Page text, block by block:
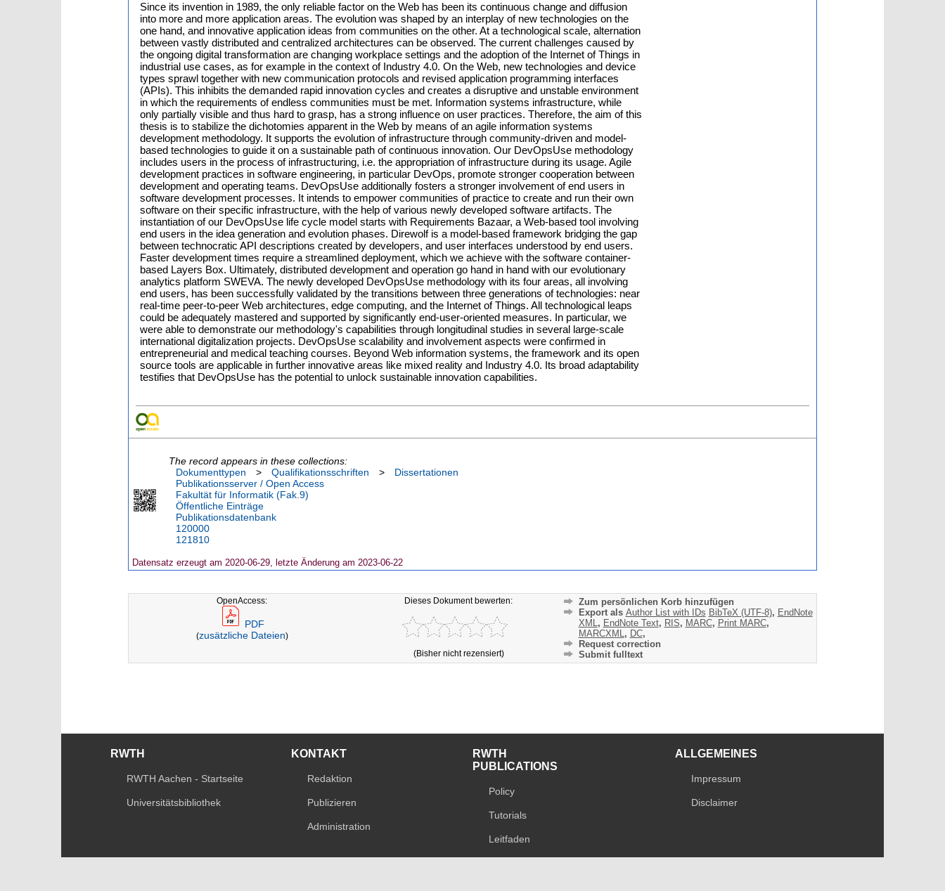
Since its invention in 1989, the only reliable factor on the Web has been its continuous change and diffusion
into more and more application areas. The evolution was shaped by an interplay of new technologies on the
one hand, and innovative application ideas from communities on the other. At a technological scale, alternation
between vastly distributed and centralized architectures can be observed. The current challenges caused by
the ongoing digital transformation are changing workplace settings and the adoption of the Internet of Things in
industrial use cases, as for example in the context of Industry 4.0. On the Web, new technologies and device
types sprawl together with new communication protocols and revised application programming interfaces
(APIs). This inhibits the demanded rapid innovation cycles and creates a disruptive and unstable environment
in which the requirements of endless communities must be met. Information systems infrastructure, while
only partially visible and thus hard to grasp, has a strong influence on user practices. Therefore, the aim of this
thesis is to stabilize the dichotomies apparent in the Web by means of an agile information systems
development methodology. It supports the evolution of infrastructure through community-driven and model-
based technologies to guide it on a sustainable path of continuous innovation. Our DevOpsUse methodology
includes users in the process of infrastructuring, i.e. the appropriation of infrastructure during its usage. Agile
development practices in software engineering, in particular DevOps, promote stronger cooperation between
development and operating teams. DevOpsUse additionally fosters a stronger involvement of end users in
software development processes. It intends to empower communities of practice to create and run their own
software on their specific infrastructure, with the help of various newly developed software artifacts. The
instantiation of our DevOpsUse life cycle model starts with Requirements Bazaar, a Web-based tool involving
end users in the idea generation and evolution phases. Direwolf is a model-based framework bridging the gap
between technocratic API descriptions created by developers, and user interfaces understood by end users.
Faster development times require a streamlined deployment, which we achieve with the software container-
based Layers Box. Ultimately, distributed development and operation go hand in hand with our evolutionary
analytics platform SWEVA. The newly developed DevOpsUse methodology with its four areas, all involving
end users, has been successfully validated by the transitions between three generations of technologies: near
real-time peer-to-peer Web architectures, edge computing, and the Internet of Things. All technological leaps
could be adequately mastered and supported by significantly end-user-oriented measures. In particular, we
were able to demonstrate our methodology's capabilities through longitudinal studies in several large-scale
international digitalization projects. DevOpsUse scalability and involvement aspects were confirmed in
entrepreneurial and medical teaching courses. Beyond Web information systems, the framework and its open
source tools are applicable in further innovative areas like mixed reality and Industry 4.0. Its broad adaptability
testifies that DevOpsUse has the potential to unlock sustainable innovation capabilities.
The record appears in these collections:
Dokumenttypen
> Qualifikationsschriften >
Dissertationen
Publikationsserver / Open Access
Fakultät für Informatik (Fak.9)
Öffentliche Einträge
Publikationsdatenbank
120000
121810
Datensatz erzeugt am 2020-06-29, letzte Änderung am 2023-06-22
OpenAccess:
PDF
(zusätzliche Dateien)
Dieses Dokument bewerten:
(Bisher nicht rezensiert)
Zum persönlichen Korb hinzufügen
Export als Author List with IDs BibTeX (UTF-8), EndNote
XML , EndNote Text, RIS, MARC, Print MARC,
MARCXML , DC,
Request correction
Submit fulltext
RWTH
RWTH Aachen - Startseite
Universitätsbibliothek
KONTAKT
Redaktion
Publizieren
Administration
RWTH
PUBLICATIONS
Policy
Tutorials
Leitfaden
ALLGEMEINES
Impressum
Disclaimer